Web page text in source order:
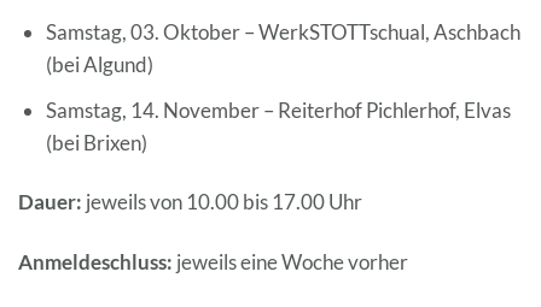
Samstag, 03. Oktober – WerkSTOTTschual, Aschbach
(bei Algund)
Samstag, 14. November – Reiterhof Pichlerhof, Elvas
(bei Brixen)
Dauer: jeweils von 10.00 bis 17.00 Uhr
Anmeldeschluss: jeweils eine Woche vorher